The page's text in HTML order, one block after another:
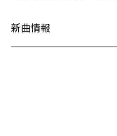
新曲情報